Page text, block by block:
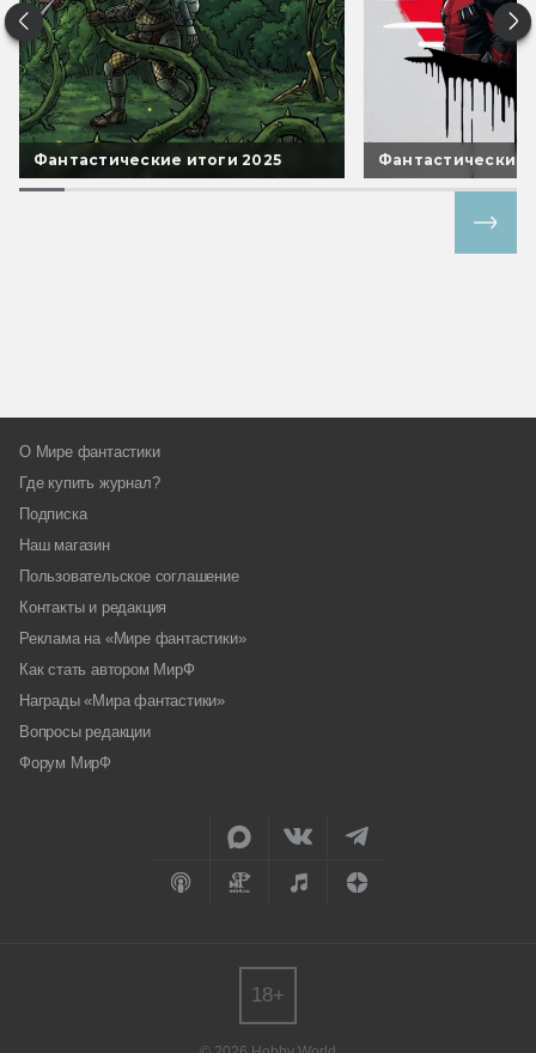
Фантастические итоги 2025 Фантастические
О Мире фантастики
Где купить журнал?
Подписка
Наш магазин
Пользовательское соглашение
Контакты и редакция
Реклама на «Мире фантастики»
Как стать автором МирФ
Награды «Мира фантастики»
Вопросы редакции
Форум МирФ
18+